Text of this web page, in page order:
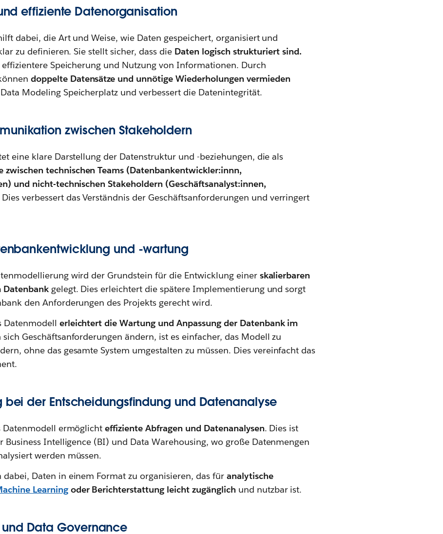
effiziente Datenorganisation
dabei, die Art und Weise, wie Daten gespeichert, organisiert und
zu definieren. Sie stellt sicher, dass die Daten logisch strukturiert sind.
Speicherung und Nutzung von Informationen. Durch
doppelte Datensätze und unnötige Wiederholungen vermieden
Modeling Speicherplatz und verbessert die Datenintegrität.
zwischen Stakeholdern
eine klare Darstellung der Datenstruktur und -beziehungen, die als
zwischen technischen Teams (Datenbankentwickler:innn,
und nicht-technischen Stakeholdern (Geschäftsanalyst:innen,
verbessert das Verständnis der Geschäftsanforderungen und verringert
und -wartung
wird der Grundstein für die Entwicklung einer skalierbaren
Datenbankgelegt. Dies erleichtert die spätere Implementierung und sorgt
den Anforderungen des Projekts gerecht wird.
Datenmodell erleichtert die Wartung und Anpassung der Datenbank im
sich Geschäftsanforderungen ändern, ist es einfacher, das Modell zu
ohne das gesamte System umgestalten zu müssen. Dies vereinfacht das
bei der Entscheidungsfindung und Datenanalyse
Datenmodell ermöglichteffiziente Abfragen und Datenanalysen. Dies ist
Business Intelligence (BI) und Data Warehousing, wo große Datenmengen
werden müssen.
Daten in einem Format zu organisieren, das für analytische
Learningoder Berichterstattung leicht zugänglich und nutzbar ist.
Data Governance